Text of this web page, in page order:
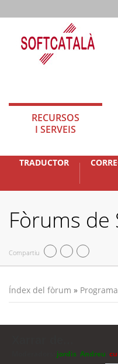
RECURSOS
I SERVEIS
TRADUCTOR
Fòrums de
Compartiu
Índex del fòrum »
jordis Andreu